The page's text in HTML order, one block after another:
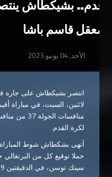
قدم.. بشيكطاش
معقل قاسم باشا
الأحد, 04 يونيو 2023
انتصر بشيكطاش على جاره
لاثنين، السبت، في مباراة
منافسات
لكرة القدم.
أنهى بشكطاش شوط المباراة
حملا توقيع كل من البرتغالي
سينك توسن، في الدقيقتين 19 و30.